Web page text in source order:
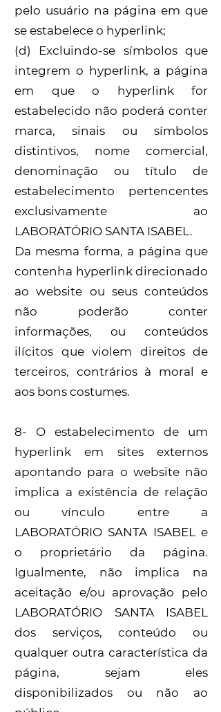
pelo usuário na página em que
se estabelece o hyperlink;
(d) Excluindo-se símbolos que
integrem o hyperlink, a página
em que o hyperlink for
estabelecido não poderá conter
marca, sinais ou símbolos
distintivos, nome comercial,
denominação ou título de
estabelecimento pertencentes
exclusivamente ao
LABORATÓRIO SANTA ISABEL.
Da mesma forma, a página que
contenha hyperlink direcionado
ao website ou seus conteúdos
não poderão conter
informações, ou conteúdos
ilícitos que violem direitos de
terceiros, contrários à moral e
aos bons costumes.
8- O estabelecimento de um
hyperlink em sites externos
apontando para o website não
implica a existência de relação
ou vínculo entre a
LABORATÓRIO SANTA ISABEL e
o proprietário da página.
Igualmente, não implica na
aceitação e/ou aprovação pelo
LABORATÓRIO SANTA ISABEL
dos serviços, conteúdo ou
qualquer outra característica da
página, sejam eles
disponibilizados ou não ao